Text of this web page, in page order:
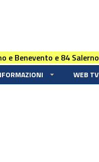
e Benevento e 84 Salerno
WEB TV